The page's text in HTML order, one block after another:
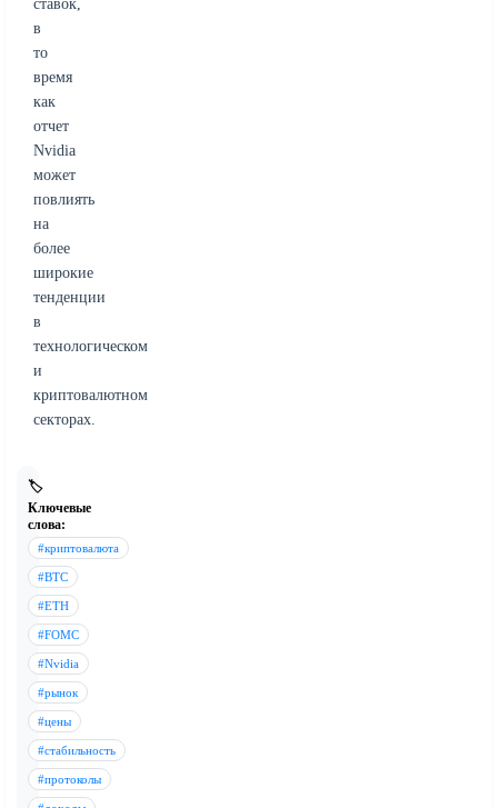
ставок,
в
то
время
как
отчет
Nvidia
может
повлиять
на
более
широкие
тенденции
в
технологическом
и
криптовалютном
секторах.
🏷️
Ключевые
слова:
#криптовалюта
#BTC
#ETH
#FOMC
#Nvidia
#рынок
#цены
#стабильность
#протоколы